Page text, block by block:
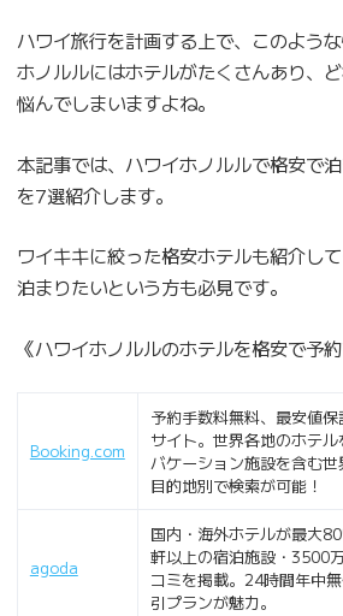
ハワイ旅行を計画する上で、このよう
ホノルルにはホテルがたくさんあり、
悩んでしまいますよね。
本記事では、ハワイホノルルで格安で
を7選紹介します。
ワイキキに絞った格安ホテルも紹介し
泊まりたいという方も必見です。
《ハワイホノルルのホテルを格安で予
Booking.com
予約手数料無料、最安値
サイト。世界各地のホテ
バケーション施設を含む
目的地別で検索が可能！
agoda
国内・海外ホテルが最大
軒以上の宿泊施設・3500
コミを掲載。24時間年中
引プランが魅力。